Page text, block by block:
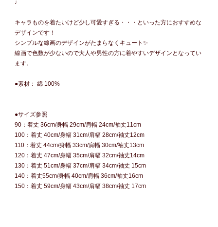
♩
キャラものを着たいけど少し可愛すぎる・・・といった方におすすめな
デザインです！
シンプルな線画のデザインがたまらなくキュート✨
線画で色数が少ないので大人や男性の方に着やすいデザインとなってい
ます。
●素材： 綿 100%
●サイズ参照
90：着丈 36cm/身幅 29cm/肩幅 24cm/袖丈11cm
100：着丈 40cm/身幅 31cm/肩幅 28cm/袖丈12cm
110：着丈 44cm/身幅 33cm/肩幅 30cm/袖丈13cm
120：着丈 47cm/身幅 35cm/肩幅 32cm/袖丈14cm
130：着丈 51cm/身幅 37cm/肩幅 34cm/袖丈 15cm
140：着丈55cm/身幅 40cm/肩幅 36cm/袖丈16cm
150：着丈 59cm/身幅 43cm/肩幅 38cm/袖丈 17cm